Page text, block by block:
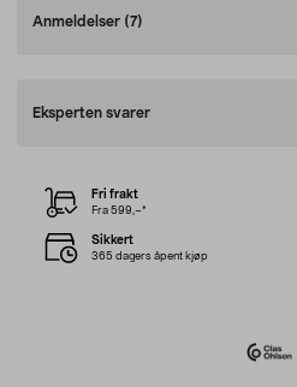
Anmeldelser (7)
Eksperten svarer
Fri frakt
Fra 599,–*
Sikkert
365 dagers åpent kjøp